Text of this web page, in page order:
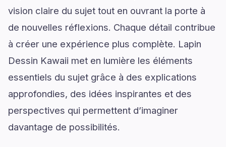
vision claire du sujet tout en ouvrant la porte à
de nouvelles réflexions. Chaque détail contribue
à créer une expérience plus complète. Lapin
Dessin Kawaii met en lumière les éléments
essentiels du sujet grâce à des explications
approfondies, des idées inspirantes et des
perspectives qui permettent d’imaginer
davantage de possibilités.